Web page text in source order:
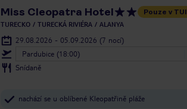
Miss Cleopatra Hotel Pouze v TUI
TURECKO TURECKÁ RIVIÉRA ALANYA
29.08.2026 - 05.09.2026 (7 nocí)
Pardubice (18:00)
Snídaně
nachází se u oblíbené Kleopatřině pláže